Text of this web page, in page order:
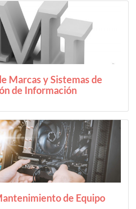
Marcas y Sistemas de
de Información
de Equipo